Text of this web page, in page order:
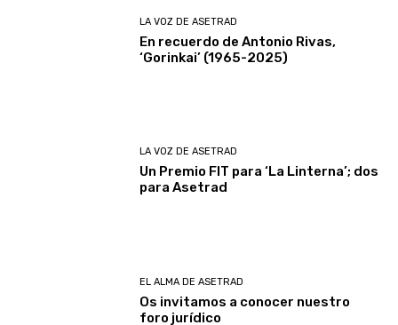
LA VOZ DE ASETRAD
En recuerdo de Antonio Rivas,
‘Gorinkai’ (1965-2025)
LA VOZ DE ASETRAD
Un Premio FIT para ‘La Linterna’; dos
para Asetrad
EL ALMA DE ASETRAD
Os invitamos a conocer nuestro
foro jurídico